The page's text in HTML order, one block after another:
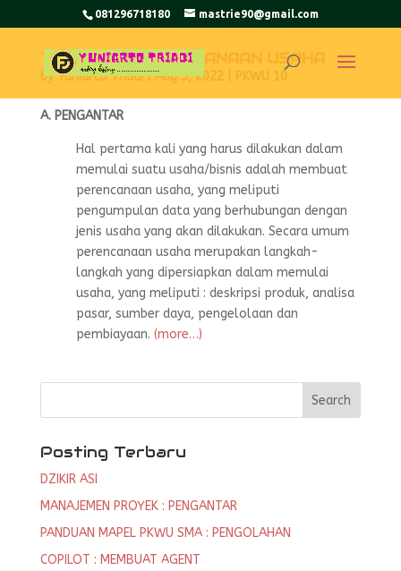
081296718180 mastrie90@gmail.com
TEMPLATE PERENCANAAN USAHA
byYuniarto Triadi|Aug 5, 2022
A. PENGANTAR
Hal pertama kali yang harus dilakukan dalam
memulai suatu usaha/bisnis adalah membuat
perencanaan usaha, yang meliputi
pengumpulan data yang berhubungan dengan
jenis usaha yang akan dilakukan. Secara umum
perencanaan usaha merupakan langkah-
langkah yang dipersiapkan dalam memulai
usaha, yang meliputi : deskripsi produk, analisa
pasar, sumber daya, pengelolaan dan
pembiayaan. (more…)
Search
Posting Terbaru
DZIKIR ASI
MANAJEMEN PROYEK : PENGANTAR
PANDUAN MAPEL PKWU SMA : PENGOLAHAN
COPILOT : MEMBUAT AGENT